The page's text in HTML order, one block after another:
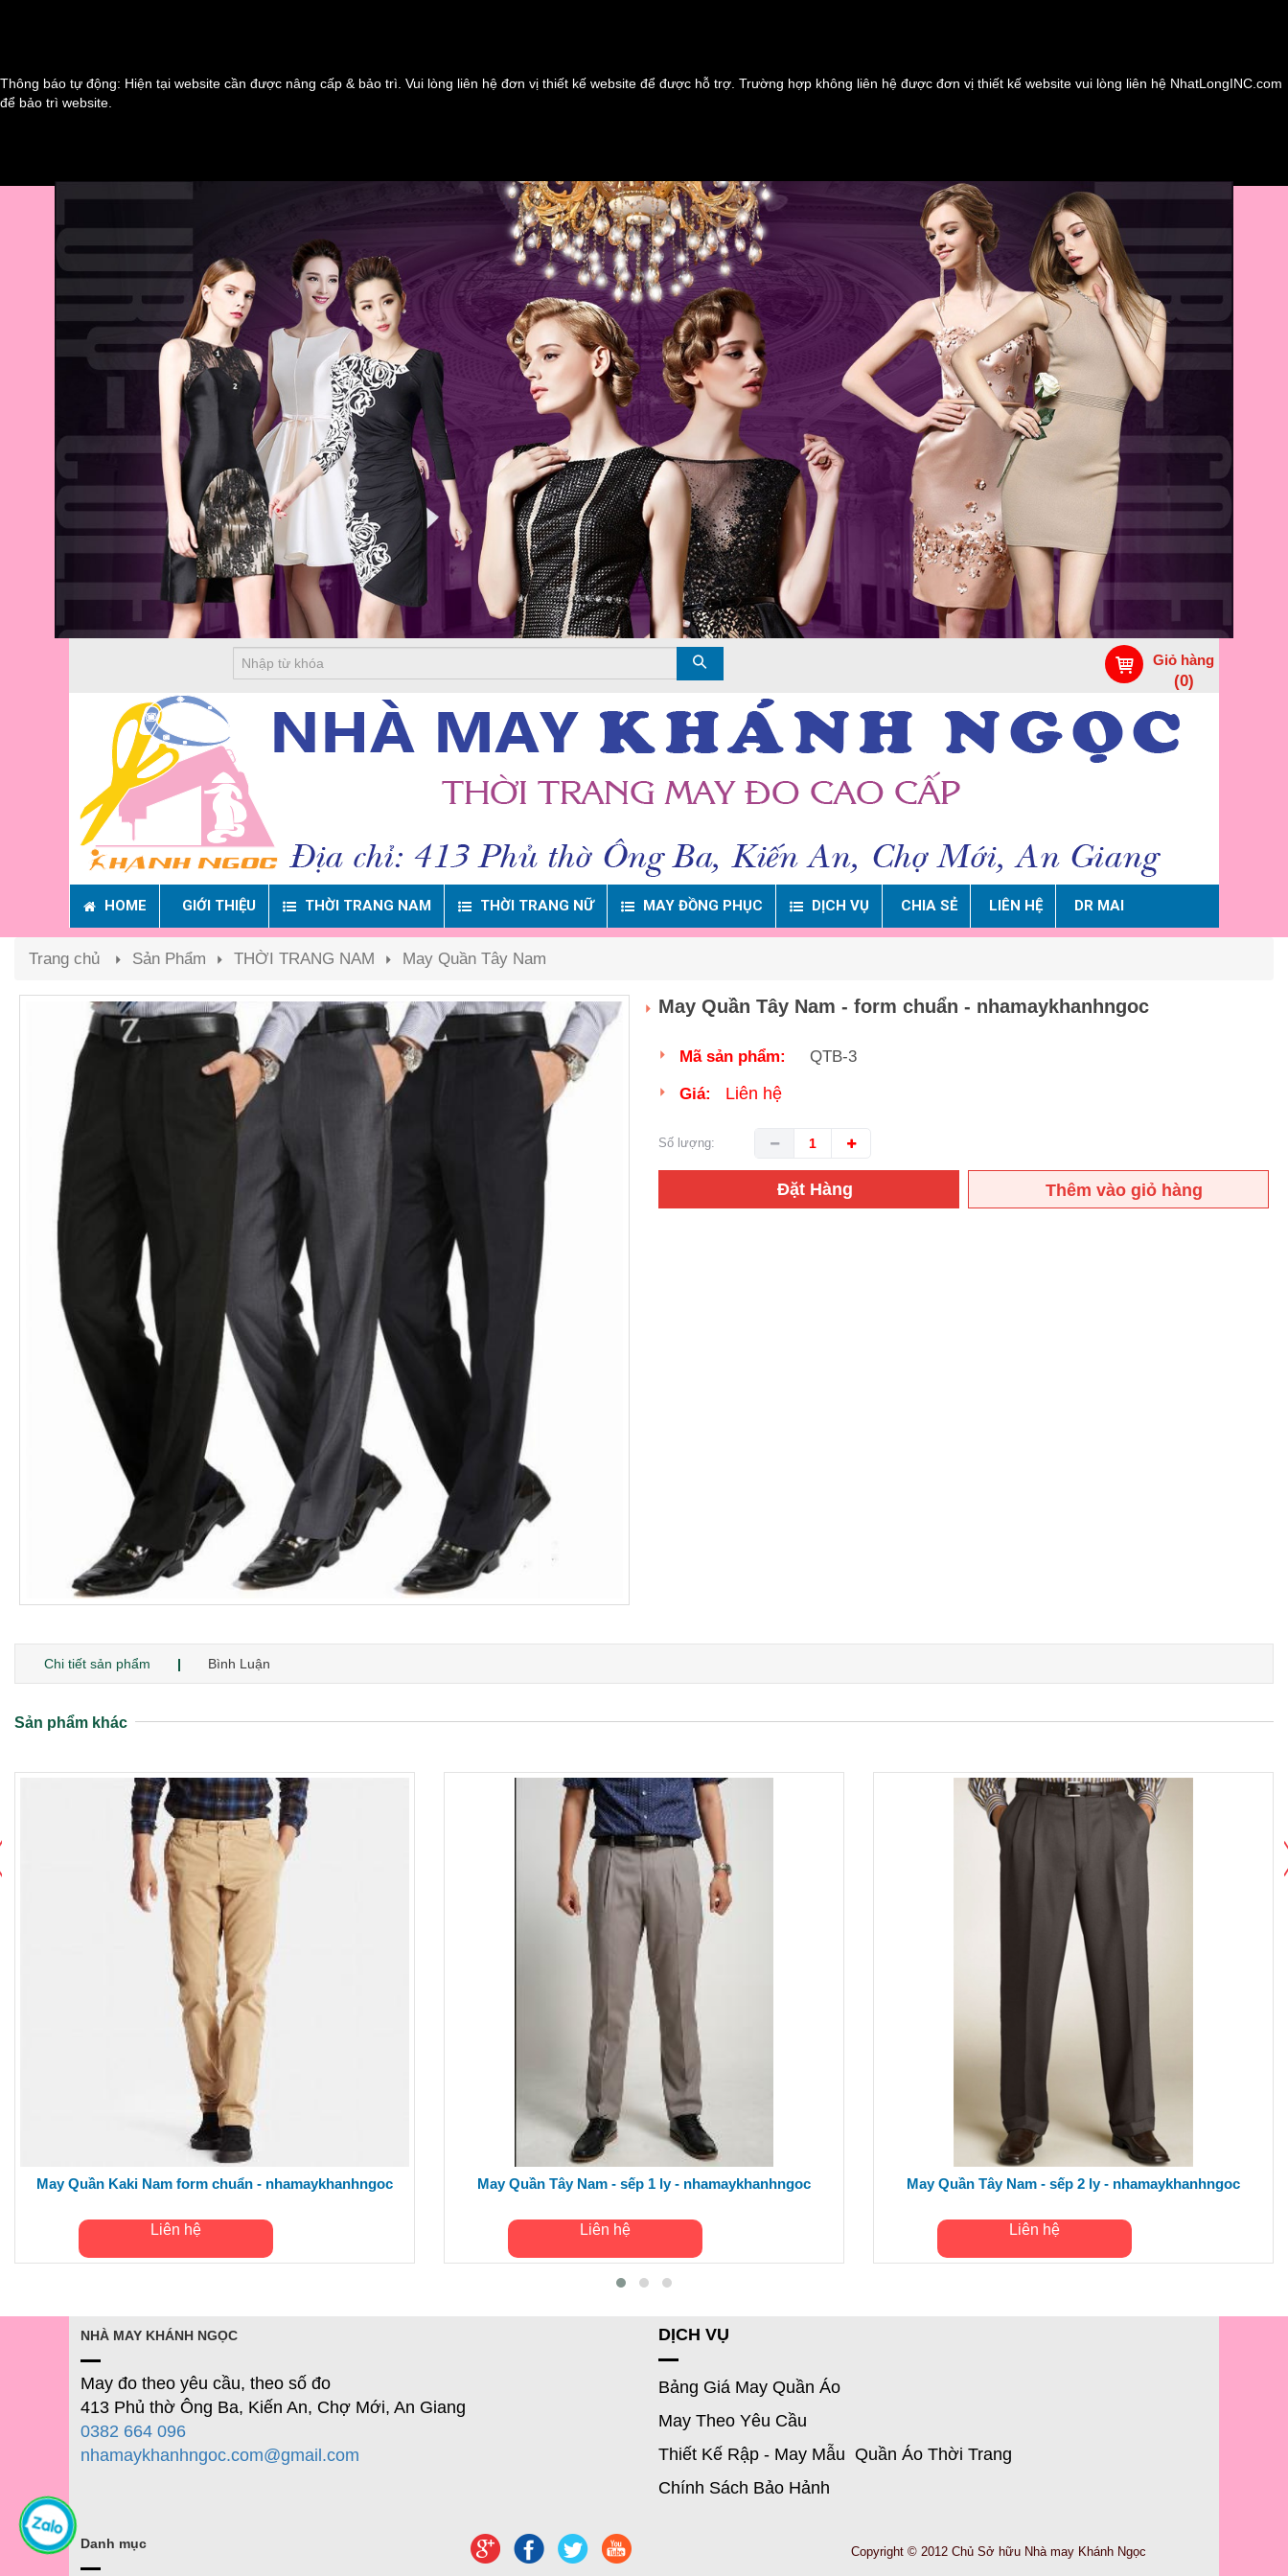
Thông báo tự động: Hiện tại website cần được nâng cấp & bảo trì. Vui lòng liên hệ đơn vị thiết kế website để được hỗ trợ. Trường hợp không liên hệ được đơn vị thiết kế website vui lòng liên hệ NhatLongINC.com
để bảo trì website.
Giỏ hàng
(0)
HOME GIỚI THIỆU THỜI TRANG NAM THỜI TRANG NỮ MAY ĐỒNG PHỤC DỊCH VỤ CHIA SẺ LIÊN HỆ DR MAI
Trang chủ Sản Phẩm THỜI TRANG NAM May Quần Tây Nam
May Quần Tây Nam - form chuẩn - nhamaykhanhngoc
Mã sản phẩm: QTB-3
Giá: Liên hệ
Số lượng:
Đặt Hàng Thêm vào giỏ hàng
Chi tiết sản phẩm Bình Luận
Sản phẩm khác
May Quần Kaki Nam form chuẩn - nhamaykhanhngoc
Liên hệ
May Quần Tây Nam - sếp 1 ly - nhamaykhanhngoc
Liên hệ
May Quần Tây Nam - sếp 2 ly - nhamaykhanhngoc
Liên hệ
NHÀ MAY KHÁNH NGỌC
May đo theo yêu cầu, theo số đo
413 Phủ thờ Ông Ba, Kiến An, Chợ Mới, An Giang
0382 664 096
nhamaykhanhngoc.com@gmail.com
DỊCH VỤ
Bảng Giá May Quần Áo
May Theo Yêu Cầu
Thiết Kế Rập - May Mẫu Quần Áo Thời Trang
Chính Sách Bảo Hảnh
Danh mục
Copyright © 2012 Chủ Sở hữu Nhà may Khánh Ngọc